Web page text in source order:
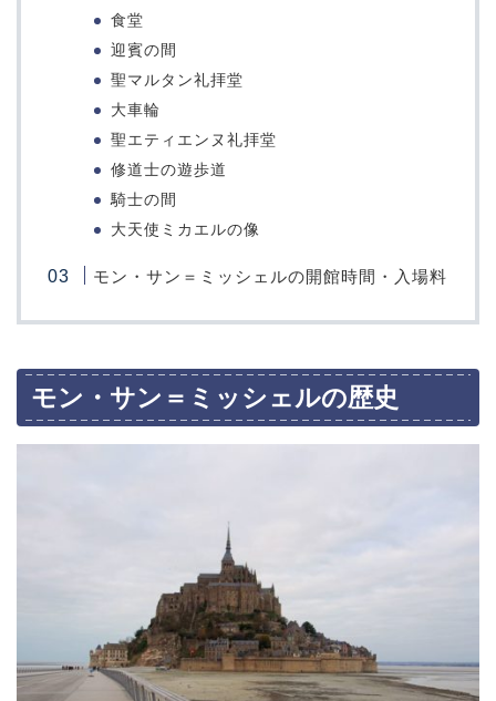
食堂
迎賓の間
聖マルタン礼拝堂
大車輪
聖エティエンヌ礼拝堂
修道士の遊歩道
騎士の間
大天使ミカエルの像
モン・サン＝ミッシェルの開館時間・入場料
モン・サン＝ミッシェルの歴史